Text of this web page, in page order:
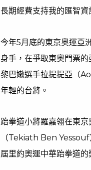
長期經費支持我的匯智資
今年5月底的東京奧運亞
身手，在爭取東奧門票的
黎巴嫩選手拉提提亞（
年輕的台將。
跆拳道小將羅嘉翎在東
（Tekiath Ben
屆里約奧運中華跆拳道的